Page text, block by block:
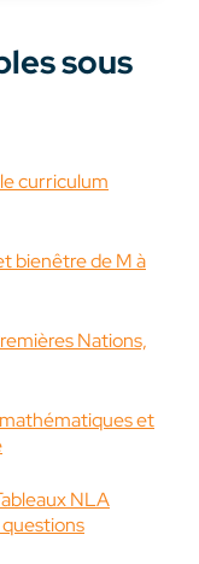
sous
curriculum
bienêtre de M à
Nations,
et
NLA